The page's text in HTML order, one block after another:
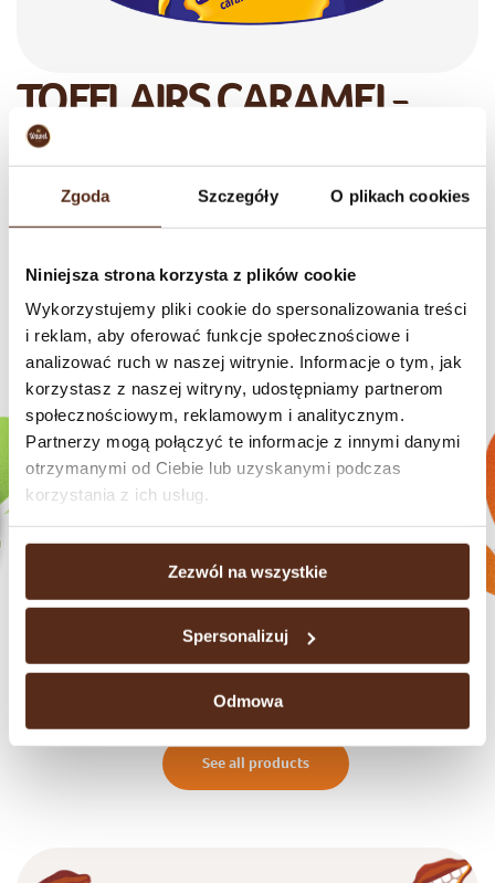
Zgoda Szczegóły O plikach cookies
Niniejsza strona korzysta z plików cookie
Wykorzystujemy pliki cookie do spersonalizowania treści
i reklam, aby oferować funkcje społecznościowe i
analizować ruch w naszej witrynie. Informacje o tym, jak
korzystasz z naszej witryny, udostępniamy partnerom
społecznościowym, reklamowym i analitycznym.
Partnerzy mogą połączyć te informacje z innymi danymi
otrzymanymi od Ciebie lub uzyskanymi podczas
korzystania z ich usług.
Zezwól na wszystkie
Spersonalizuj
Odmowa
TOFFLAIRS CARAMEL-
CHOCOLATE
Soft caramel toffee candies filled with rich, smooth chocolate, Tofflairs
velvety cocoa indulgence in every bite.
Check our brands
Chocolate bars
See all products